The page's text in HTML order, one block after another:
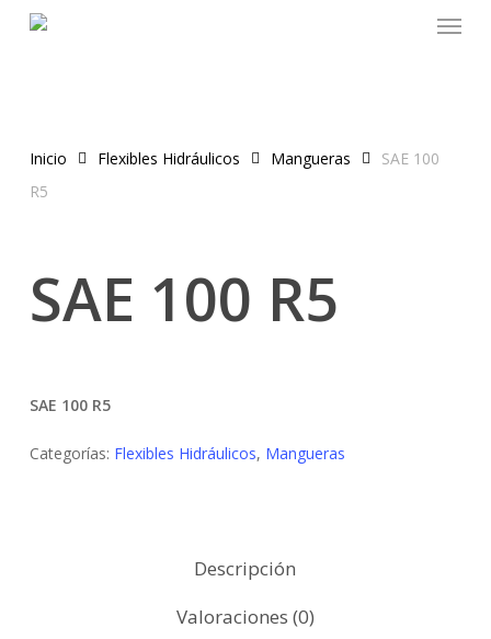
Menu
Inicio Flexibles Hidráulicos Mangueras
SAE 100
R5
SAE 100 R5
SAE 100 R5
Categorías: Flexibles Hidráulicos, Mangueras
Descripción
Valoraciones (0)